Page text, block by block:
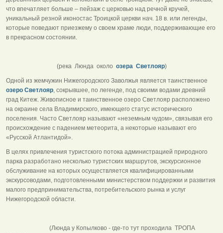
что впечатляет больше – пейзаж с церковью над речной кручей,
уникальный резной иконостас Троицкой церкви нач. 18 в. или легенды,
которые поведают приезжему о своем храме люди, поддерживающие его
в прекрасном состоянии.
(река Люнда около озера Светлояр)
Одной из жемчужин Нижегородского Заволжья является таинственное
озеро Светлояр, сокрывшее, по легенде, под своими водами древний
град Китеж. Живописное и таинственное озеро Светлояр расположено
на окраине села Владимирского, имеющего статус исторического
поселения. Часто Светлояр называют «неземным чудом», связывая его
происхождение с падением метеорита, а некоторые называют его
«Русской Атлантидой».
В целях привлечения туристского потока администрацией природного
парка разработано несколько туристских маршрутов, экскурсионное
обслуживание на которых осуществляется квалифицированными
экскурсоводами, подготовленными министерством поддержки и развития
малого предпринимательства, потребительского рынка и услуг
Нижегородской области.
(Люнда у Копылково - где-то тут проходила ТРОПА